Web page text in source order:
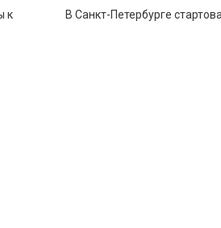
к
В Санкт-Петербурге